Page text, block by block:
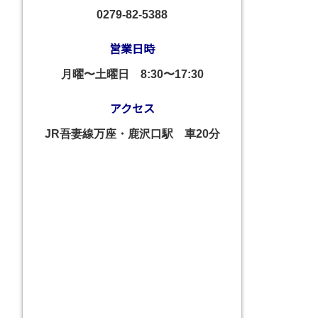
0279-82-5388
営業日時
月曜〜土曜日 8:30〜17:30
アクセス
JR吾妻線万座・鹿沢口駅 車20分